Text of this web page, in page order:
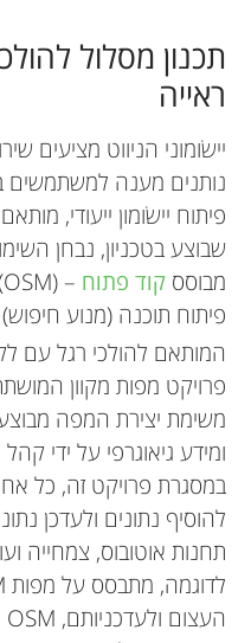
תכנון מסלול
ראייה
יישׂומוני הניווט מציעים
נותנים מענה למשתמשים
פיתוח יישׂומון ייעודי,
שבוצע בטכניון, נבחן
מבוסס קוד פתוח
פיתוח תוכנה (מנוע
המותאם להולכי רגל עם
פרויקט מפות מקוון
משימת יצירת המפה
ומידע גיאוגרפי על ידי
במסגרת פרויקט זה, כל
להוסיף נתונים ולעדכן
תחנות אוטובוס, צמחייה